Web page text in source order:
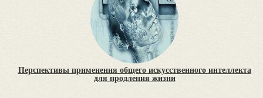
Перспективы применения общего искусственного интеллекта
для продления жизни